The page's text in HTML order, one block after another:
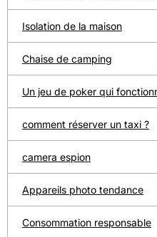
Isolation de la maison
Chaise de camping
Un jeu de poker qui
comment réserver un taxi ?
camera espion
Appareils photo tendance
Consommation responsable